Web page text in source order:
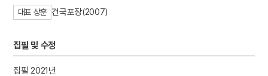
대표 상훈 건국포장(2007)
집필 및 수정
집필 2021년